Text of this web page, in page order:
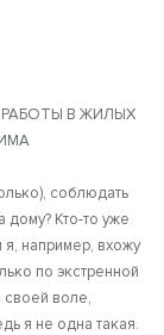
РАБОТЫ В ЖИЛЫХ
соблюдать
дому? Кто-то уже
я, например, вхожу
по экстренной
воле,
я не одна такая.